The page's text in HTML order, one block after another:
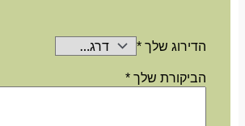
הדירוג שלך*
הביקורת שלך*